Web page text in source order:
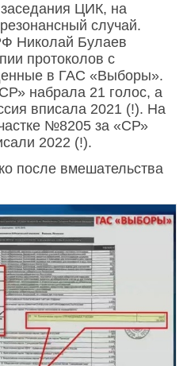
ЦИК, на
случай.
Николай Булаев
протоколов с
в ГАС «Выборы».
набрала 21 голос, а
вписала 2021 (!). На
№8205 за «СР»
2022 (!).
после вмешательства